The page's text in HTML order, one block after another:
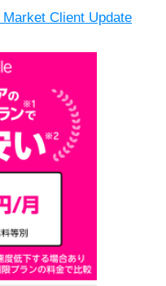
Client Update